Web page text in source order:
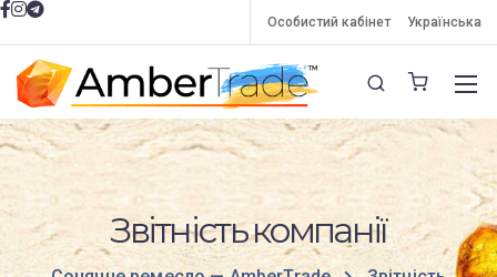
Особистий кабінет Українська
Звітність компанії